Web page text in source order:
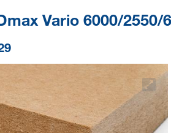
Vario 6000/2550/